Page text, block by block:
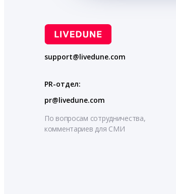
support@livedune.com
PR-отдел:
pr@livedune.com
По вопросам сотрудничества,
комментариев для СМИ